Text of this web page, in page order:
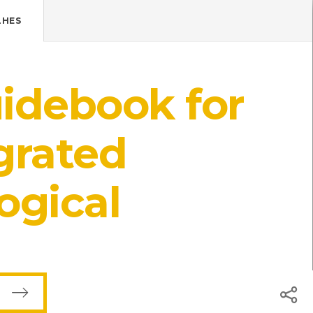
18º
Centro de Recursos do CMIA
CMIA
for